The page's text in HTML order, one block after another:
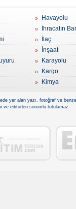
Havayolu
İhracatın
İlaç
İnşaat
Karayolu
Kargo
Kimya
yer alan yazı, fotoğraf ve
ve editörleri sorumlu tutulamaz.